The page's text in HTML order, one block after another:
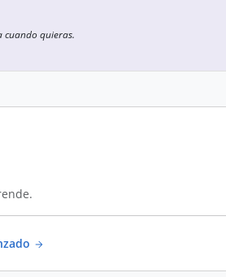
cuando quieras.